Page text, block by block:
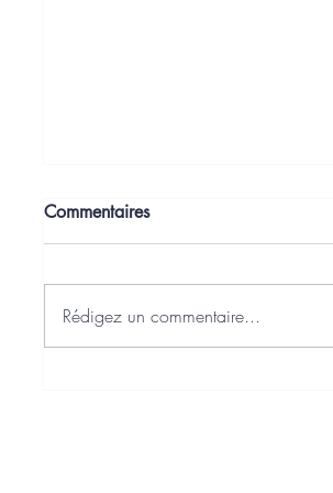
Commentaires
Rédigez un commentaire...